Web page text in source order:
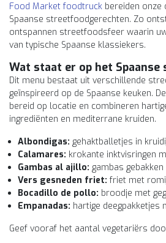
Food Market foodtruck bereiden onze
Spaanse streetfoodgerechten. Zo
ontspannen streetfoodsfeer waarin
van typische Spaanse klassiekers.
Wat staat er op het
Dit menu bestaat uit verschillende
geïnspireerd op de Spaanse keuken.
bereid op locatie en combineren
ingrediënten en mediterrane kruiden.
Albondigas: gehaktballetjes in
Calamares: krokante inktvisringen
Gambas al ajillo: gambas
Vers gesneden friet: friet met
Bocadillo de pollo: broodje met
Empanadas: hartige deegpakketjes
Geef vooraf het aantal vegetariërs